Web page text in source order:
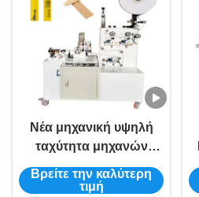
Νέα μηχανική υψηλή
ταχύτητα μηχανών
συσκευασίας
οδοντογλυφιδών
Βρείτε την καλύτερη
τιμή